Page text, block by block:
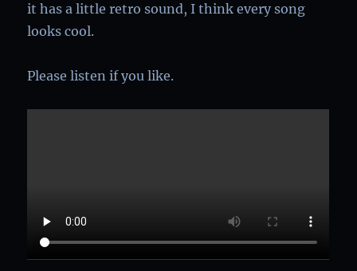
it has a little retro sound, I think every song
looks cool.
Please listen if you like.